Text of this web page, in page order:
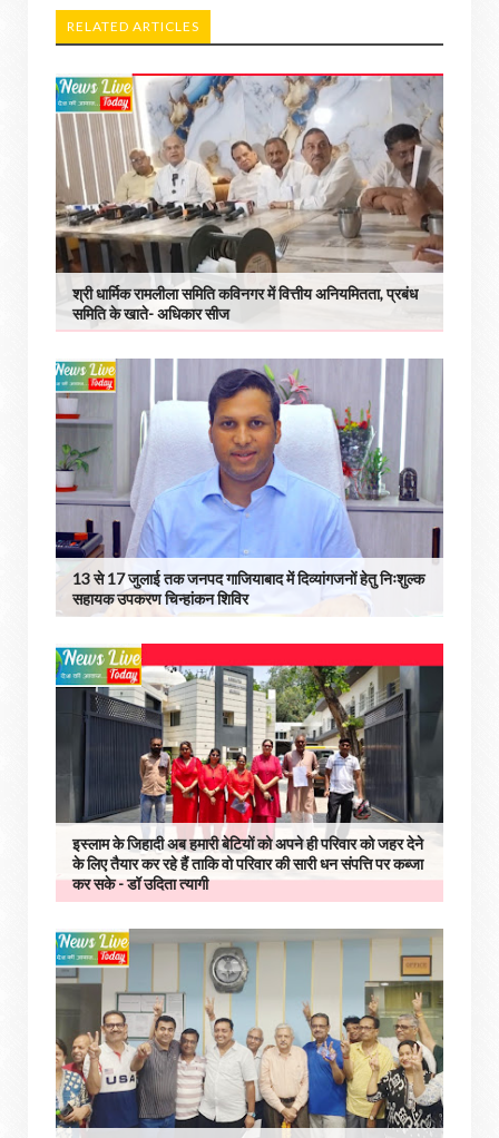
RELATED ARTICLES
श्री धार्मिक रामलीला समिति कविनगर में वित्तीय अनियमितता, प्रबंध
समिति के खाते- अधिकार सीज
13 से 17 जुलाई तक जनपद गाजियाबाद में दिव्यांगजनों हेतु निःशुल्क
सहायक उपकरण चिन्हांकन शिविर
इस्लाम के जिहादी अब हमारी बेटियों को अपने ही परिवार को जहर देने
के लिए तैयार कर रहे हैं ताकि वो परिवार की सारी धन संपत्ति पर कब्जा
कर सके - डॉ उदिता त्यागी